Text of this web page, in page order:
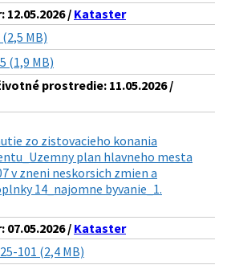
/ Kataster
MB)
(1,9 MB)
prostredie: 11.05.2026 /
zo zistovacieho konania
plan hlavneho mesta
v zneni neskorsich zmien a
14_najomne byvanie_1.
/ Kataster
101 (2,4 MB)